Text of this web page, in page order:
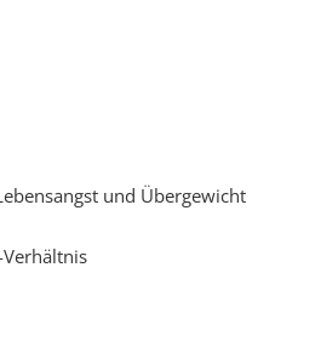
und Übergewicht